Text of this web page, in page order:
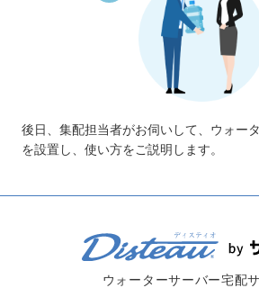
後日、集配担当者がお伺いして、ウォー
を設置し、使い方をご説明します。
ウォーターサーバー宅配